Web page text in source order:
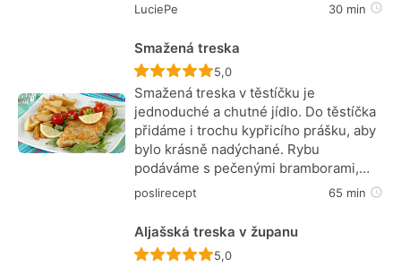
LuciePe 30 min
Smažená treska
Recept ještě nebyl hodnocen
5,0
Smažená treska v těstíčku je
jednoduché a chutné jídlo. Do těstíčka
přidáme i trochu kypřicího prášku, aby
bylo krásně nadýchané. Rybu
podáváme s pečenými bramborami,…
poslirecept 65 min
Aljašská treska v županu
Recept ještě nebyl hodnocen
5,0